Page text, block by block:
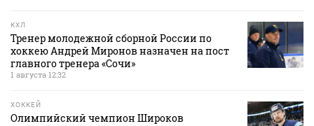
КХЛ
Тренер молодежной сборной России по
хоккею Андрей Миронов назначен на пост
главного тренера «Сочи»
1 августа 12:32
ХОККЕЙ
Олимпийский чемпион Широков